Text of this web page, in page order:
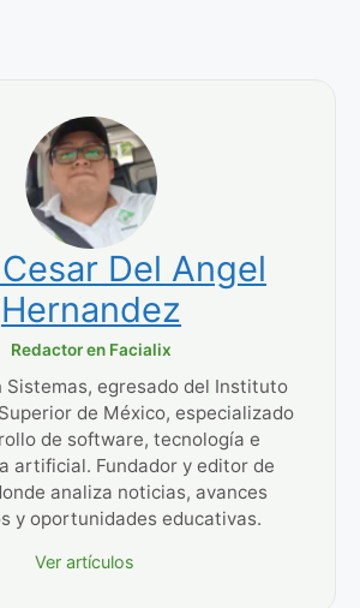
Del Angel
Hernandez
Redactor en Facialix
Sistemas, egresado del Instituto
de México, especializado
de software, tecnología e
artificial. Fundador y editor de
analiza noticias, avances
y oportunidades educativas.
Ver artículos